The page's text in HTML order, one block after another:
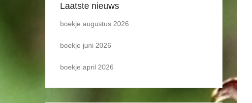
Laatste nieuws
boekje augustus 2026
boekje juni 2026
boekje april 2026